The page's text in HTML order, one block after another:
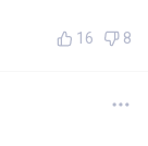
16 8